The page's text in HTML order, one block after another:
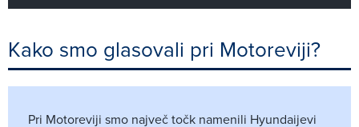
Kako smo glasovali pri Motoreviji?
Pri Motoreviji smo največ točk namenili Hyundaijevi